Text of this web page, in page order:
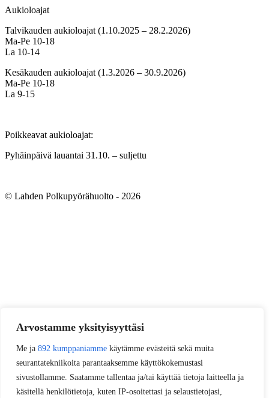
Arvostamme yksityisyyttäsi
Me ja 892 kumppaniamme käytämme evästeitä sekä muita
seurantatekniikoita parantaaksemme käyttökokemustasi
sivustollamme. Saatamme tallentaa ja/tai käyttää tietoja laitteella ja
käsitellä henkilötietoja, kuten IP-osoitettasi ja selaustietojasi,
Aukioloajat
Talvikauden aukioloajat (1.10.2025 – 28.2.2026)
Ma-Pe 10-18
La 10-14
Kesäkauden aukioloajat (1.3.2026 – 30.9.2026)
Ma-Pe 10-18
La 9-15
Poikkeavat aukioloajat:
Pyhäinpäivä lauantai 31.10. – suljettu
© Lahden Polkupyörähuolto - 2026